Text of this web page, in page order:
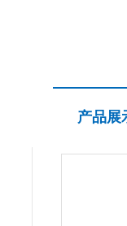
产品展